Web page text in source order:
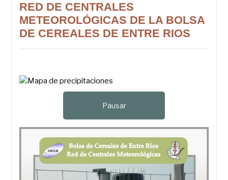
RED DE CENTRALES
METEOROLÓGICAS DE LA BOLSA
DE CEREALES DE ENTRE RIOS
Pausar